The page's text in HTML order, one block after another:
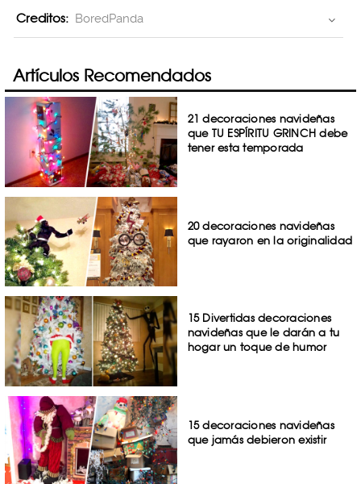
Creditos: BoredPanda
Artículos Recomendados
21 decoraciones navideñas
que TU ESPÍRITU GRINCH debe
tener esta temporada
20 decoraciones navideñas
que rayaron en la originalidad
15 Divertidas decoraciones
navideñas que le darán a tu
hogar un toque de humor
15 decoraciones navideñas
que jamás debieron existir